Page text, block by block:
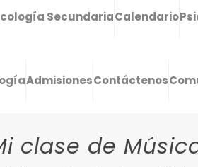
SecundariaCalendario
AdmisionesContáctenos
clase de